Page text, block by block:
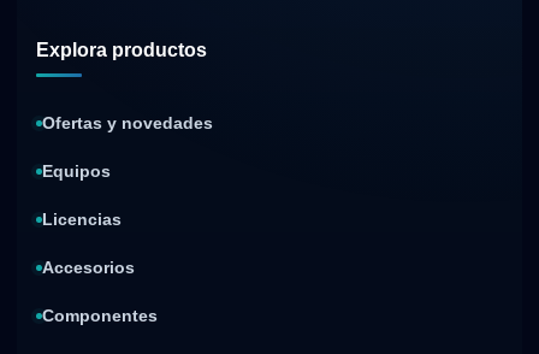
Explora productos
Ofertas y novedades
Equipos
Licencias
Accesorios
Componentes